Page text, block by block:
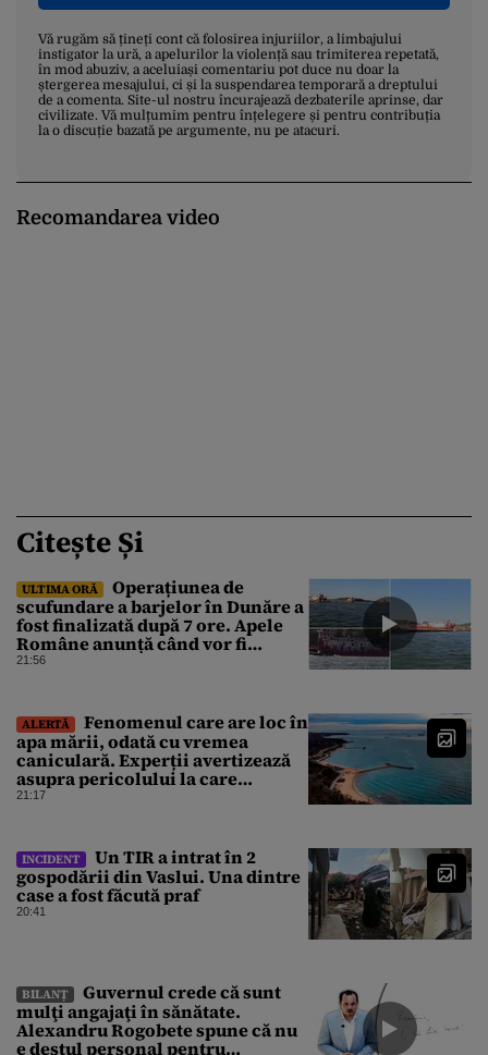
Vă rugăm să țineți cont că folosirea injuriilor, a limbajului
instigator la ură, a apelurilor la violență sau trimiterea repetată,
în mod abuziv, a aceluiași comentariu pot duce nu doar la
ștergerea mesajului, ci și la suspendarea temporară a dreptului
de a comenta. Site-ul nostru încurajează dezbaterile aprinse, dar
civilizate. Vă mulțumim pentru înțelegere și pentru contribuția
la o discuție bazată pe argumente, nu pe atacuri.
Recomandarea video
Citește Și
ULTIMA ORĂ
Operațiunea de
scufundare a barjelor în Dunăre a
fost finalizată după 7 ore. Apele
Române anunță când vor fi
simțite efectele
21:56
ALERTĂ
Fenomenul care are loc în
apa mării, odată cu vremea
caniculară. Experții avertizează
asupra pericolului la care
oamenii pot fi expuși
21:17
INCIDENT
Un TIR a intrat în 2
gospodării din Vaslui. Una dintre
case a fost făcută praf
20:41
BILANȚ
Guvernul crede că sunt
mulţi angajaţi în sănătate.
Alexandru Rogobete spune că nu
e destul personal pentru